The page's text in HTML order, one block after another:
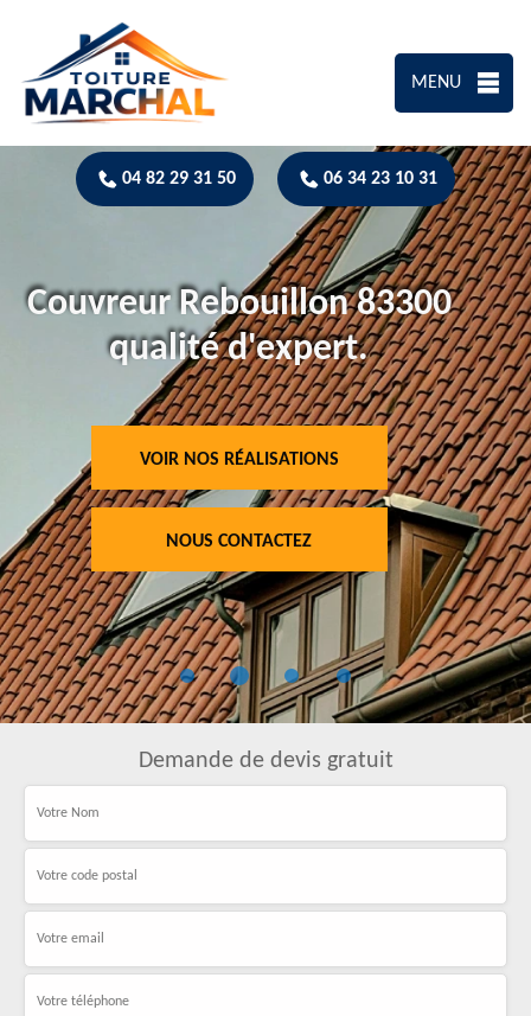
MENU
04 82 29 31 50 06 34 23 10 31
Couvreur Rebouillon 83300
qualité d'expert.
VOIR NOS RÉALISATIONS
NOUS CONTACTEZ
Demande de devis gratuit